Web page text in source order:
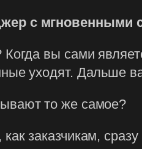
с мгновенными
вы сами
уходят. Дальше
то же самое?
заказчикам,